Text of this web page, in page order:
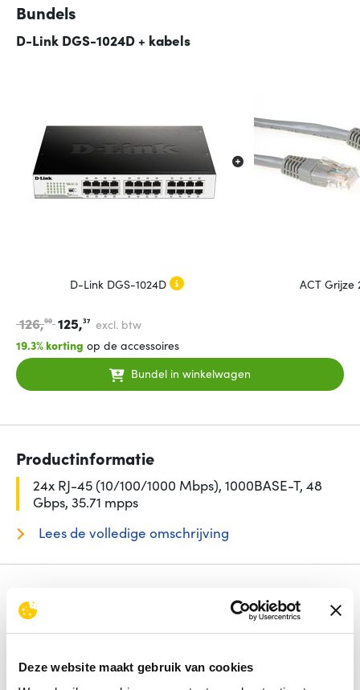
Deze website maakt gebruik van cookies
Bundels
D-Link DGS-1024D + kabels
D-Link DGS-1024D ACT
126,90 125,37 excl. btw
19.3% korting op de accessoires
Bundel in winkelwagen
Productinformatie
24x RJ-45 (10/100/1000 Mbps), 1000BASE-T, 48
Gbps, 35.71 mpps
Lees de volledige omschrijving
Specificaties
Aantal basis-switching RJ-45 Ethernet-poorten
Power over Ethernet (PoE)
Type basis-switching RJ-45 Ethernet-poorten